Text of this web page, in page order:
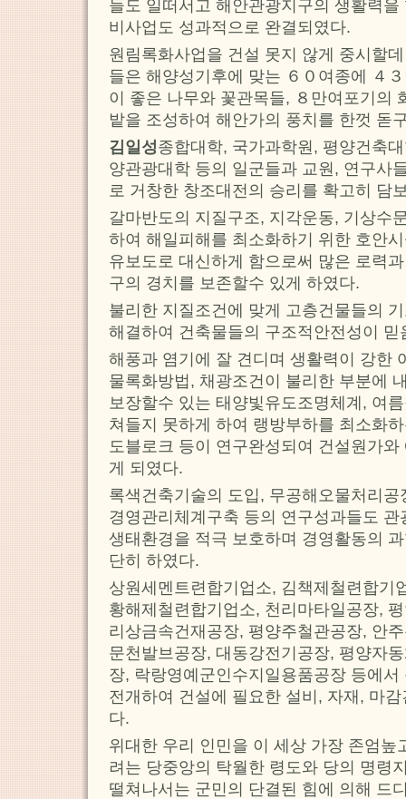
들도 일떠서고 해안관광지구의 생활력
비사업도 성과적으로 완결되였다.
원림록화사업을 건설 못지 않게 중시할
들은 해양성기후에 맞는 ６０여종에 ４
이 좋은 나무와 꽃관목들, ８만여포기의
밭을 조성하여 해안가의 풍치를 한껏 돋
김일성종합대학, 국가과학원, 평양건축
양관광대학 등의 일군들과 교원, 연구사
로 거창한 창조대전의 승리를 확고히 담
갈마반도의 지질구조, 지각운동, 기상수
하여 해일피해를 최소화하기 위한 호안
유보도로 대신하게 함으로써 많은 로력
구의 경치를 보존할수 있게 하였다.
불리한 지질조건에 맞게 고층건물들의
해결하여 건축물들의 구조적안전성이
해풍과 염기에 잘 견디며 생활력이 강한
물록화방법, 채광조건이 불리한 부분에
보장할수 있는 태양빛유도조명체계, 여
쳐들지 못하게 하여 랭방부하를 최소화
도블로크 등이 연구완성되여 건설원가
게 되였다.
록색건축기술의 도입, 무공해오물처리
경영관리체계구축 등의 연구성과들도
생태환경을 적극 보호하며 경영활동의
단히 하였다.
상원세멘트련합기업소, 김책제철련합기
황해제철련합기업소, 천리마타일공장,
리상금속건재공장, 평양주철관공장, 안
문천발브공장, 대동강전기공장, 평양자
장, 락랑영예군인수지일용품공장 등에
전개하여 건설에 필요한 설비, 자재, 마
다.
위대한 우리 인민을 이 세상 가장 존엄높
려는 당중앙의 탁월한 령도와 당의 명령
떨쳐나서는 군민의 단결된 힘에 의해 드